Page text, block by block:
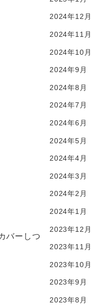
バーしつ
2024年12月
2024年11月
2024年10月
2024年9月
2024年8月
2024年7月
2024年6月
2024年5月
2024年4月
2024年3月
2024年2月
2024年1月
2023年12月
2023年11月
2023年10月
2023年9月
2023年8月